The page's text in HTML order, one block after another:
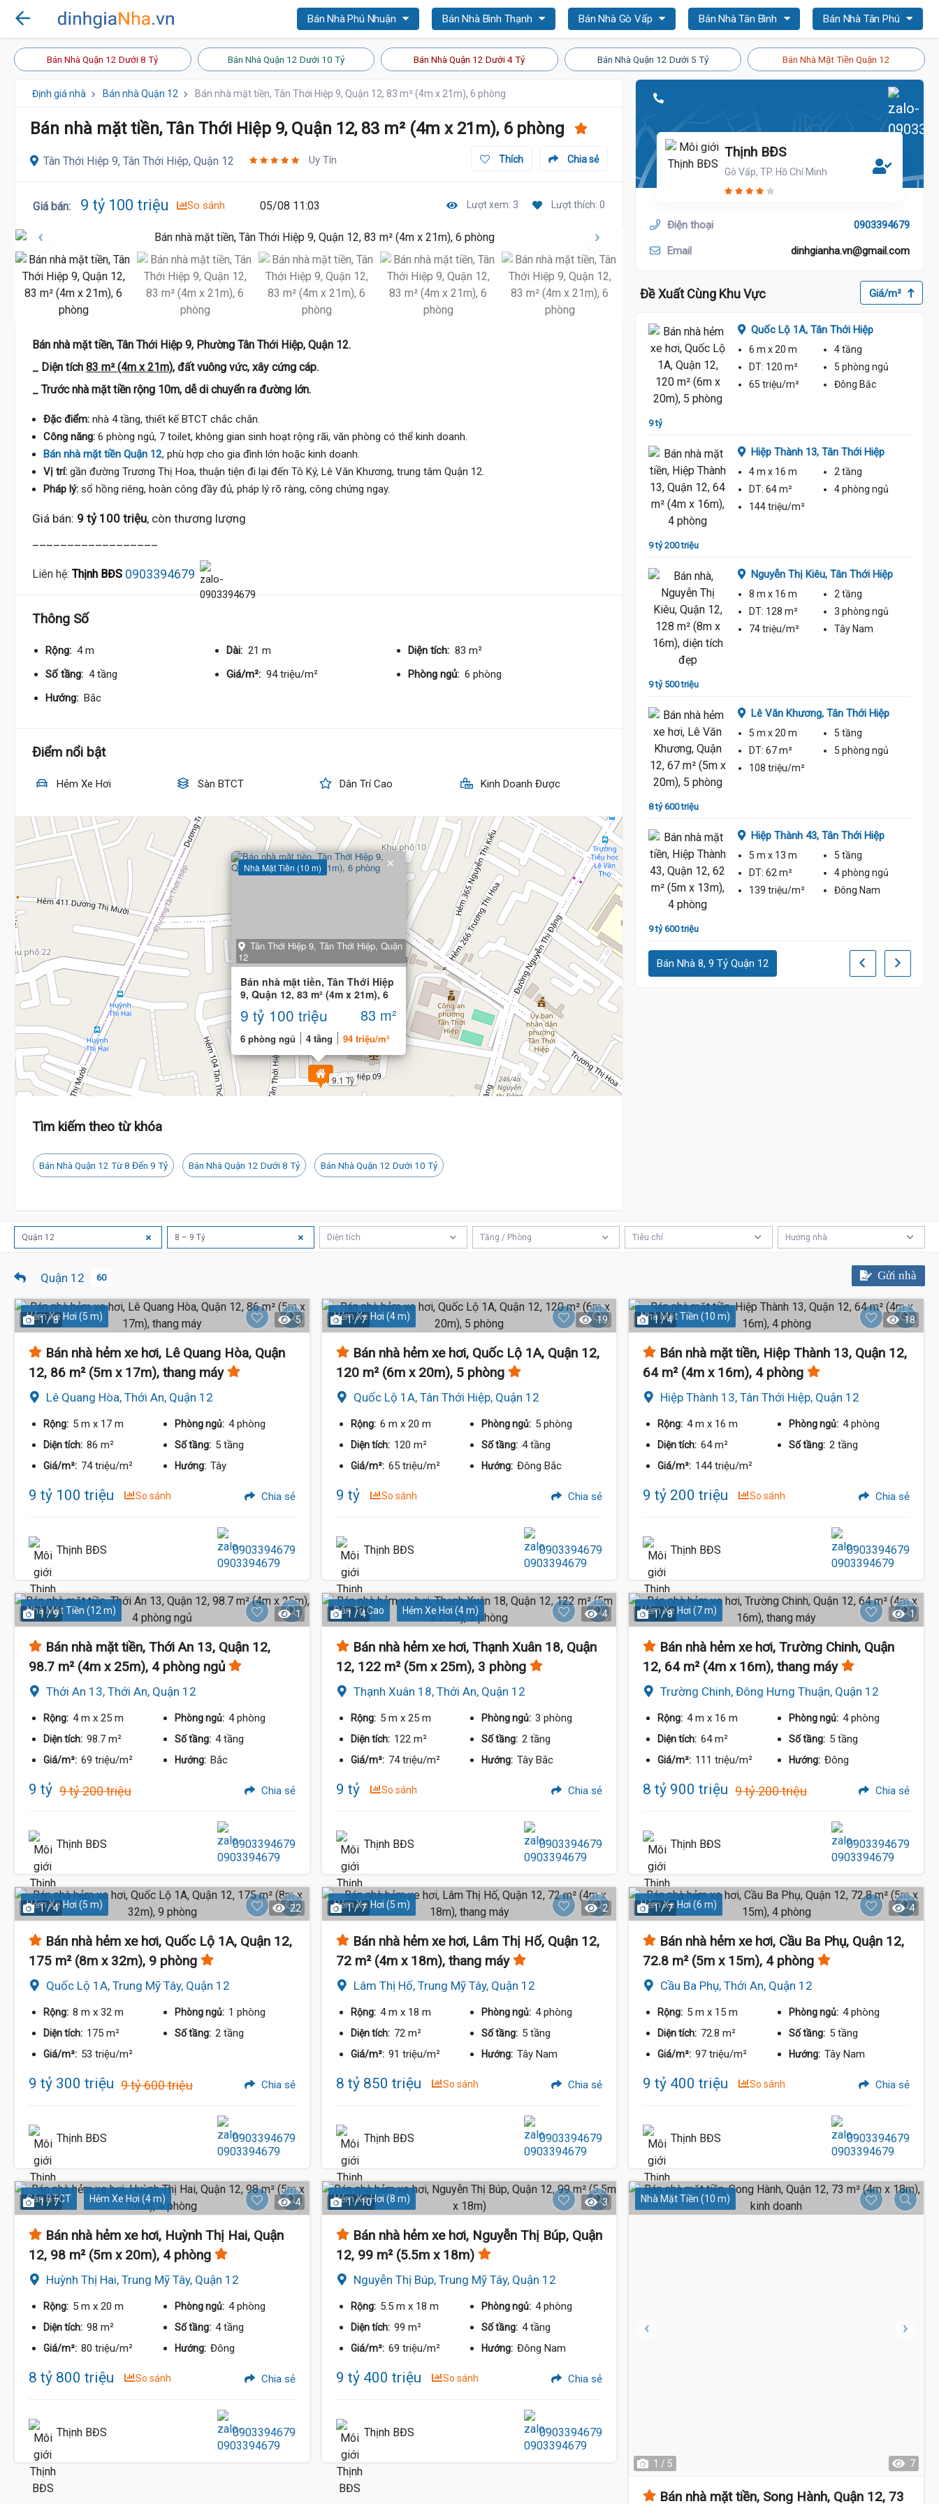
Bán Nhà Phú Nhuận Bán Nhà Bình Thạnh Bán Nhà Gò Vấp Bán Nhà Tân Bình Bán Nhà Tân Phú
Bán Nhà Quận 12 Dưới 8 Tỷ Bán Nhà Quận 12 Dưới 10 Tỷ Bán Nhà Quận 12 Dưới 4 Tỷ Bán Nhà Quận 12 Dưới 5 Tỷ Bán Nhà Mặt Tiền Quận 12
Định giá nhà Bán nhà Quận 12 Bán nhà mặt tiền, Tân Thới Hiệp 9, Quận 12, 83 m² (4m x 21m), 6 phòng
Bán nhà mặt tiền, Tân Thới Hiệp 9, Quận 12, 83 m² (4m x 21m), 6 phòng
Tân Thới Hiệp 9, Tân Thới Hiệp, Quận 12 Uy Tín Chia sẻ
Thích
Giá bán: 9 tỷ 100 triệu So sánh 05/08 11:03 Lượt xem: 3 Lượt thích: 0
Bán nhà mặt tiền, Tân Thới Hiệp 9, Phường Tân Thới Hiệp, Quận 12.
_ Diện tích 83 m² (4m x 21m), đất vuông vức, xây cứng cáp.
_ Trước nhà mặt tiền rộng 10m, dễ di chuyển ra đường lớn.
Đặc điểm: nhà 4 tầng, thiết kế BTCT chắc chắn.
Công năng: 6 phòng ngủ, 7 toilet, không gian sinh hoạt rộng rãi, văn phòng có thể kinh doanh.
Bán nhà mặt tiền Quận 12, phù hợp cho gia đình lớn hoặc kinh doanh.
Vị trí: gần đường Trương Thị Hoa, thuận tiện đi lại đến Tô Ký, Lê Văn Khương, trung tâm Quận 12.
Pháp lý: sổ hồng riêng, hoàn công đầy đủ, pháp lý rõ ràng, công chứng ngay.
Giá bán: 9 tỷ 100 triệu, còn thương lượng
Liên hệ: Thịnh BĐS 0903394679
Thông Số
Rộng: 4 m Dài: 21 m Diện tích: 83 m²
Số tầng: 4 tầng Giá/m²: 94 triệu/m² Phòng ngủ: 6 phòng
Hướng: Bắc
Điểm nổi bật
Hẻm Xe Hơi Sàn BTCT Dân Trí Cao Kinh Doanh Được
9.1 Tỷ
Nhà Mặt Tiền (10 m)
Tân Thới Hiệp 9, Tân Thới Hiệp, Quận
12
Bán nhà mặt tiền, Tân Thới Hiệp
9, Quận 12, 83 m² (4m x 21m), 6
phòng
9 tỷ 100 triệu 83 m²
6 phòng ngủ 4 tầng 94 triệu/m²
×
Tìm kiếm theo từ khóa
Bán Nhà Quận 12 Từ 8 Đến 9 Tỷ Bán Nhà Quận 12 Dưới 8 Tỷ Bán Nhà Quận 12 Dưới 10 Tỷ
Thịnh BĐS
Gò Vấp, TP. Hồ Chí Minh
Điện thoại 0903394679
Email dinhgianha.vn@gmail.com
Đề Xuất Cùng Khu Vực Giá/m²
9 tỷ 200 triệu
8 tỷ 600 triệu
Lê Văn Khương,Tân Thới Hiệp
5 m x 20 m
5 tầng
DT:67 m² 5 phòngngủ
108 triệu/m²
9 tỷ
Quốc Lộ 1A, Tân Thới Hiệp
6 m x 20 m
4 tầng
DT: 120 m² 5 phòng ngủ
65 triệu/m²
Đông Bắc
9 tỷ 200 triệu
Hiệp Thành 13, Tân Thới Hiệp
4 m x 16 m
2 tầng
DT: 64 m² 4 phòng ngủ
144 triệu/m²
9 tỷ 500 triệu
Nguyễn Thị Kiêu, Tân Thới Hiệp
8 m x 16 m
2 tầng
DT: 128 m² 3 phòng ngủ
74 triệu/m²
Tây Nam
8 tỷ 600 triệu
Lê Văn Khương, Tân Thới Hiệp
5 m x 20 m
5 tầng
DT: 67 m² 5 phòng ngủ
108 triệu/m²
9 tỷ 600 triệu
Hiệp Thành 43, Tân Thới Hiệp
5 m x 13 m
5 tầng
DT: 62 m² 4 phòng ngủ
139 triệu/m²
Đông Nam
Bán Nhà 8, 9 Tỷ Quận 12
Quận 12 8 – 9 Tỷ Diện tích Tầng / Phòng Tiêu chí Hướng nhà
Gửi nhà
Quận 12 60
Hẻm Xe Hơi (5 m)
1 / 8 5
Bán nhà hẻm xe hơi, Lê Quang Hòa, Quận
12, 86 m² (5m x 17m), thang máy
Lê Quang Hòa, Thới An, Quận 12
Rộng: 5 m x 17 m Phòng ngủ: 4 phòng
Diện tích: 86 m² Số tầng: 5 tầng
Giá/m²: 74 triệu/m² Hướng: Tây
9 tỷ 100 triệu So sánh Chia sẻ
Thịnh BĐS 0903394679
Hẻm Xe Hơi (4 m)
1 / 7 19
Bán nhà hẻm xe hơi, Quốc Lộ 1A, Quận 12,
120 m² (6m x 20m), 5 phòng
Quốc Lộ 1A, Tân Thới Hiệp, Quận 12
Rộng: 6 m x 20 m Phòng ngủ: 5 phòng
Diện tích: 120 m² Số tầng: 4 tầng
Giá/m²: 65 triệu/m² Hướng: Đông Bắc
9 tỷ So sánh Chia sẻ
Thịnh BĐS 0903394679
Nhà Mặt Tiền (10 m)
1 / 4 18
Bán nhà mặt tiền, Hiệp Thành 13, Quận 12,
64 m² (4m x 16m), 4 phòng
Hiệp Thành 13, Tân Thới Hiệp, Quận 12
Rộng: 4 m x 16 m Phòng ngủ: 4 phòng
Diện tích: 64 m² Số tầng: 2 tầng
Giá/m²: 144 triệu/m²
9 tỷ 200 triệu So sánh Chia sẻ
Thịnh BĐS 0903394679
Nhà Mặt Tiền (12 m)
1 / 9 1
Bán nhà mặt tiền, Thới An 13, Quận 12,
98.7 m² (4m x 25m), 4 phòng ngủ
Thới An 13, Thới An, Quận 12
Rộng: 4 m x 25 m Phòng ngủ: 4 phòng
Diện tích: 98.7 m² Số tầng: 4 tầng
Giá/m²: 69 triệu/m² Hướng: Bắc
9 tỷ 9 tỷ 200 triệu Chia sẻ
Thịnh BĐS 0903394679
Dân Trí Cao Hẻm Xe Hơi (4 m)
1 / 4 4
Bán nhà hẻm xe hơi, Thạnh Xuân 18, Quận
12, 122 m² (5m x 25m), 3 phòng
Thạnh Xuân 18, Thới An, Quận 12
Rộng: 5 m x 25 m Phòng ngủ: 3 phòng
Diện tích: 122 m² Số tầng: 2 tầng
Giá/m²: 74 triệu/m² Hướng: Tây Bắc
9 tỷ So sánh Chia sẻ
Thịnh BĐS 0903394679
Hẻm Xe Hơi (7 m)
1 / 8 1
Bán nhà hẻm xe hơi, Trường Chinh, Quận
12, 64 m² (4m x 16m), thang máy
Trường Chinh, Đông Hưng Thuận, Quận 12
Rộng: 4 m x 16 m Phòng ngủ: 4 phòng
Diện tích: 64 m² Số tầng: 5 tầng
Giá/m²: 111 triệu/m² Hướng: Đông
8 tỷ 900 triệu 9 tỷ 200 triệu Chia sẻ
Thịnh BĐS 0903394679
Hẻm Xe Hơi (5 m)
1 / 4 22
Bán nhà hẻm xe hơi, Quốc Lộ 1A, Quận 12,
175 m² (8m x 32m), 9 phòng
Quốc Lộ 1A, Trung Mỹ Tây, Quận 12
Rộng: 8 m x 32 m Phòng ngủ: 1 phòng
Diện tích: 175 m² Số tầng: 2 tầng
Giá/m²: 53 triệu/m²
9 tỷ 300 triệu 9 tỷ 600 triệu Chia sẻ
Thịnh BĐS 0903394679
Hẻm Xe Hơi (5 m)
1 / 7 2
Bán nhà hẻm xe hơi, Lâm Thị Hố, Quận 12,
72 m² (4m x 18m), thang máy
Lâm Thị Hố, Trung Mỹ Tây, Quận 12
Rộng: 4 m x 18 m Phòng ngủ: 4 phòng
Diện tích: 72 m² Số tầng: 5 tầng
Giá/m²: 91 triệu/m² Hướng: Tây Nam
8 tỷ 850 triệu So sánh Chia sẻ
Thịnh BĐS 0903394679
Hẻm Xe Hơi (6 m)
1 / 7 4
Bán nhà hẻm xe hơi, Cầu Ba Phụ, Quận 12,
72.8 m² (5m x 15m), 4 phòng
Cầu Ba Phụ, Thới An, Quận 12
Rộng: 5 m x 15 m Phòng ngủ: 4 phòng
Diện tích: 72.8 m² Số tầng: 5 tầng
Giá/m²: 97 triệu/m² Hướng: Tây Nam
9 tỷ 400 triệu So sánh Chia sẻ
Thịnh BĐS 0903394679
Sàn BTCT Hẻm Xe Hơi (4 m)
1 / 7 4
Bán nhà hẻm xe hơi, Huỳnh Thị Hai, Quận
12, 98 m² (5m x 20m), 4 phòng
Huỳnh Thị Hai, Trung Mỹ Tây, Quận 12
Rộng: 5 m x 20 m Phòng ngủ: 4 phòng
Diện tích: 98 m² Số tầng: 4 tầng
Giá/m²: 80 triệu/m² Hướng: Đông
8 tỷ 800 triệu So sánh Chia sẻ
Thịnh BĐS 0903394679
Hẻm Xe Hơi (8 m)
1 / 10 3
Bán nhà hẻm xe hơi, Nguyễn Thị Búp, Quận
12, 99 m² (5.5m x 18m)
Nguyễn Thị Búp, Trung Mỹ Tây, Quận 12
Rộng: 5.5 m x 18 m Phòng ngủ: 4 phòng
Diện tích: 99 m² Số tầng: 4 tầng
Giá/m²: 69 triệu/m² Hướng: Đông Nam
9 tỷ 400 triệu So sánh Chia sẻ
Thịnh BĐS 0903394679
Nhà Mặt Tiền (10 m)
1 / 5 7
Bán nhà mặt tiền, Song Hành, Quận 12, 73